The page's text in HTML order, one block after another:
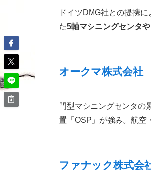
ドイツDMG社との提携
た5軸マシニングセンタ
オークマ株式会社
門型マシニングセンタの
置「OSP」が強み。航空
ファナック株式会